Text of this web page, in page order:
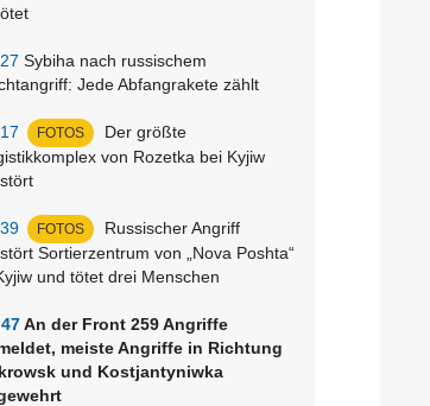
Sybiha nach russischem
Jede Abfangrakete zählt
FOTOS
Der größte
von Rozetka bei Kyjiw
FOTOS
Russischer Angriff
Sortierzentrum von „Nova Poshta“
und tötet drei Menschen
An der Front 259 Angriffe
meiste Angriffe in Richtung
und Kostjantyniwka